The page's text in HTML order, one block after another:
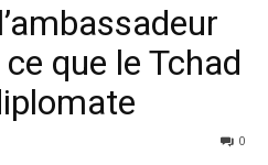
que le Tchad
0